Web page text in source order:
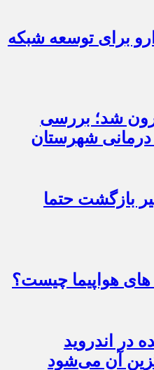
برای توسعه شبکه
شد؛ بررسی
شهرستان
بازگشت حتما
هواپیما چیست؟
در اندروید
آن می‌شود